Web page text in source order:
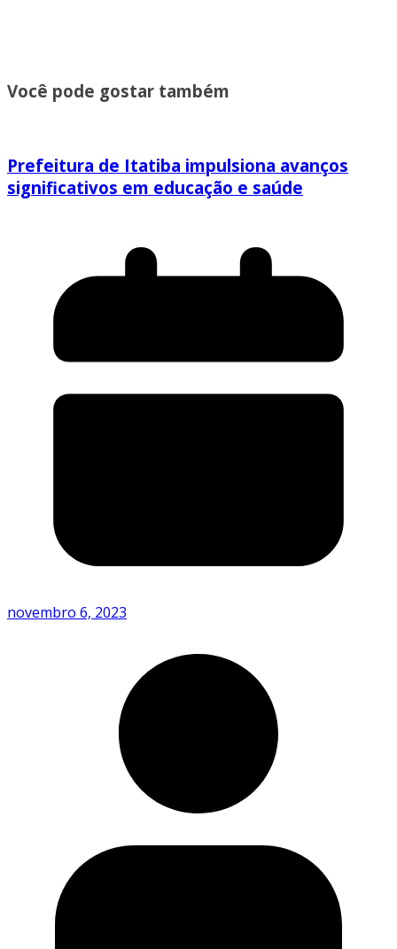
Você pode gostar também
Prefeitura de Itatiba impulsiona avanços
significativos em educação e saúde
novembro 6, 2023